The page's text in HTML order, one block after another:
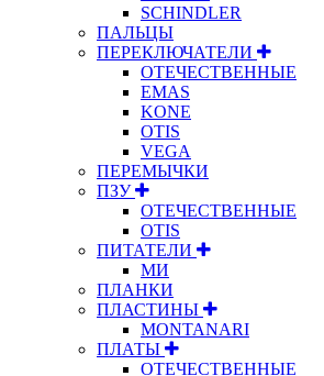
SCHINDLER
ПАЛЬЦЫ
ПЕРЕКЛЮЧАТЕЛИ
ОТЕЧЕСТВЕННЫЕ
EMAS
KONE
OTIS
VEGA
ПЕРЕМЫЧКИ
ПЗУ
ОТЕЧЕСТВЕННЫЕ
OTIS
ПИТАТЕЛИ
МИ
ПЛАНКИ
ПЛАСТИНЫ
MONTANARI
ПЛАТЫ
ОТЕЧЕСТВЕННЫЕ